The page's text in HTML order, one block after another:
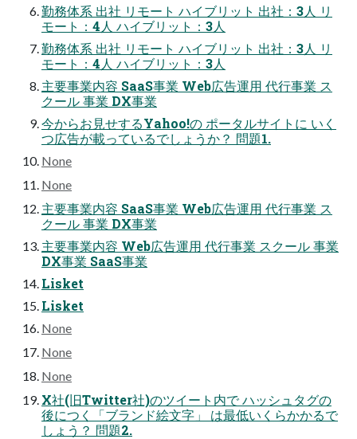
勤務体系 出社 リモート ハイブリット 出社：3人 リ
モート：4人 ハイブリット：3人
勤務体系 出社 リモート ハイブリット 出社：3人 リ
モート：4人 ハイブリット：3人
主要事業内容 SaaS事業 Web広告運用 代行事業 ス
クール 事業 DX事業
今からお見せするYahoo!の ポータルサイトに いく
つ広告が載っているでしょうか？ 問題1.
None
None
主要事業内容 SaaS事業 Web広告運用 代行事業 ス
クール 事業 DX事業
主要事業内容 Web広告運用 代行事業 スクール 事業
DX事業 SaaS事業
Lisket
Lisket
None
None
None
X社(旧Twitter社)のツイート内で ハッシュタグの
後につく「ブランド絵文字」 は最低いくらかかるで
しょう？ 問題2.